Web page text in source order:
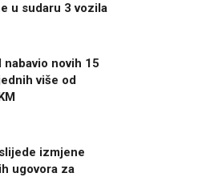
u sudaru 3 vozila
nabavio novih 15
više od
izmjene
ugovora za